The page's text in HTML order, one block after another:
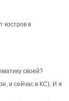
костров в
своей?
и сейчас в КС). И я